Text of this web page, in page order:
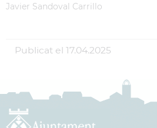
Javier Sandoval Carrillo
Publicat el 17.04.2025